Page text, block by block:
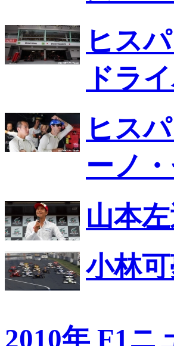
ヒス
ドラ
ヒス
ーノ
山本
小林
2010年 F1ニ